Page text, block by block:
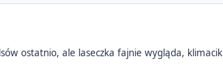
ostatnio, ale laseczka fajnie wygląda,